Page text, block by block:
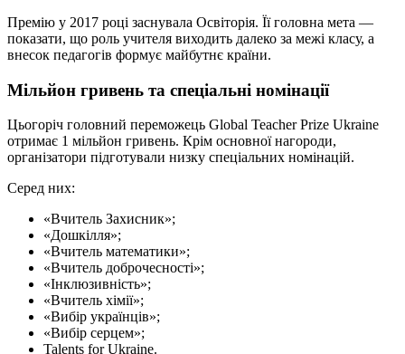
Премію у 2017 році заснувала Освіторія. Її головна мета —
показати, що роль учителя виходить далеко за межі класу, а
внесок педагогів формує майбутнє країни.
Мільйон гривень та спеціальні номінації
Цьогоріч головний переможець Global Teacher Prize Ukraine
отримає 1 мільйон гривень. Крім основної нагороди,
організатори підготували низку спеціальних номінацій.
Серед них:
«Вчитель Захисник»;
«Дошкілля»;
«Вчитель математики»;
«Вчитель доброчесності»;
«Інклюзивність»;
«Вчитель хімії»;
«Вибір українців»;
«Вибір серцем»;
Talents for Ukraine.